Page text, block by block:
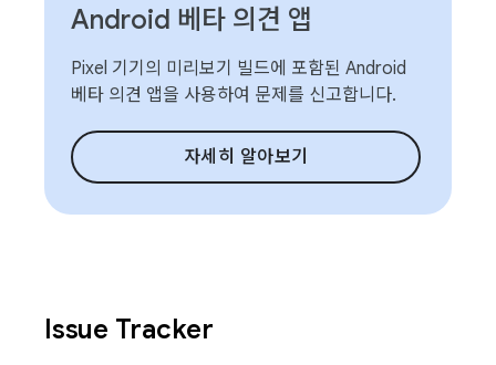
Android 베타 의견 앱
Pixel 기기의 미리보기 빌드에 포함된 Android
베타 의견 앱을 사용하여 문제를 신고합니다.
자세히 알아보기
Issue Tracker